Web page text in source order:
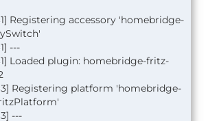
Registering accessory 'homebridge-
---
Loaded plugin: homebridge-fritz-
Registering platform 'homebridge-
---